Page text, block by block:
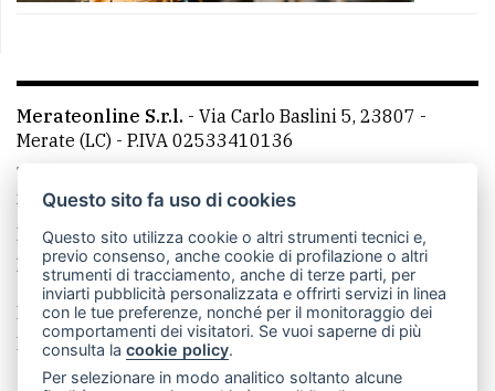
Merateonline S.r.l. - Via Carlo Baslini 5, 23807 -
Merate (LC) - P.IVA 02533410136
Telefono:
mail: redazione@merateonline.it
La redazione
CasateOnline LeccoOnline
RSS
Made by VIP
Privacy policy
Cookie policy
Rivedi le tue scelte sui cookie
Questo sito fa uso di cookies
Questo sito utilizza cookie o altri strumenti tecnici e,
previo consenso, anche cookie di profilazione o altri
strumenti di tracciamento, anche di terze parti, per
inviarti pubblicità personalizzata e offrirti servizi in linea
con le tue preferenze, nonché per il monitoraggio dei
comportamenti dei visitatori. Se vuoi saperne di più
consulta lacookie policy.
Per selezionare in modo analitico soltanto alcune